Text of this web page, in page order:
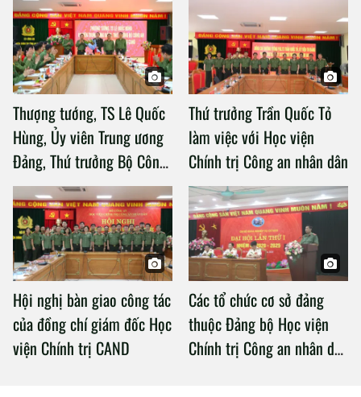
Thượng tướng, TS Lê Quốc
Hùng, Ủy viên Trung ương
Đảng, Thứ trưởng Bộ Công
an làm việc với Học viện
Chính trị Công an nhân dân
Thứ trưởng Trần Quốc Tỏ
làm việc với Học viện
Chính trị Công an nhân dân
Hội nghị bàn giao công tác
của đồng chí giám đốc Học
viện Chính trị CAND
Các tổ chức cơ sở đảng
thuộc Đảng bộ Học viện
Chính trị Công an nhân dân